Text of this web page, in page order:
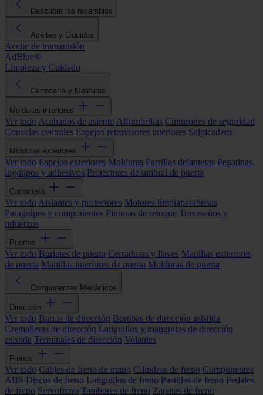
Descubre los recambios
Aceites y Líquidos
Aceite de transmisión
AdBlue®
Limpieza y Cuidado
Carrocería y Molduras
Molduras interiores
Ver todo Acabados de asiento Alfombrillas Cinturones de seguridad
Consolas centrales Espejos retrovisores interiores Salpicadero
Molduras exteriores
Ver todo Espejos exteriores Molduras Parrillas delanteras Pegatinas,
logotipos y adhesivos Protectores de umbral de puerta
Carrocería
Ver todo Aislantes y protectores Motores limpiaparabrisas
Paragolpes y componentes Pinturas de retoque Travesaños y
refuerzos
Puertas
Ver todo Burletes de puerta Cerraduras y llaves Manillas exteriores
de puerta Manillas interiores de puerta Molduras de puerta
Componentes Mecánicos
Dirección
Ver todo Barras de dirección Bombas de dirección asistida
Cremalleras de dirección Latiguillos y manguitos de dirección
asistida Terminales de dirección Volantes
Frenos
Ver todo Cables de freno de mano Cilindros de freno Componentes
ABS Discos de freno Latiguillos de freno Pastillas de freno Pedales
de freno Servofreno Tambores de freno Zapatas de freno